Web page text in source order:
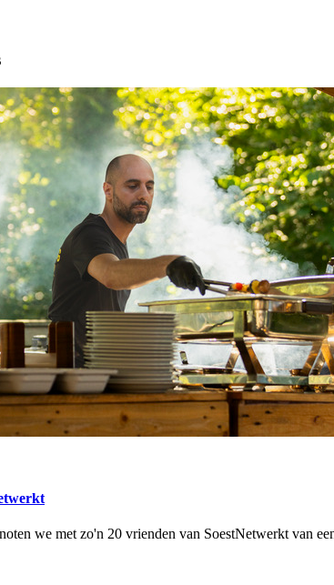
we met zo'n 20 vrienden van SoestNetwerkt van